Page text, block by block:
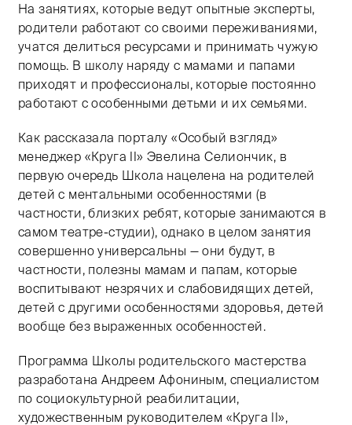
На занятиях, которые ведут опытные эксперты,
родители работают со своими переживаниями,
учатся делиться ресурсами и принимать чужую
помощь. В школу наряду с мамами и папами
приходят и профессионалы, которые постоянно
работают с особенными детьми и их семьями.
Как рассказала порталу «Особый взгляд»
менеджер «Круга II» Эвелина Селиончик, в
первую очередь Школа нацелена на родителей
детей с ментальными особенностями (в
частности, близких ребят, которые занимаются в
самом театре-студии), однако в целом занятия
совершенно универсальны — они будут, в
частности, полезны мамам и папам, которые
воспитывают незрячих и слабовидящих детей,
детей с другими особенностями здоровья, детей
вообще без выраженных особенностей.
Программа Школы родительского мастерства
разработана Андреем Афониным, специалистом
по социокультурной реабилитации,
художественным руководителем «Круга II»,